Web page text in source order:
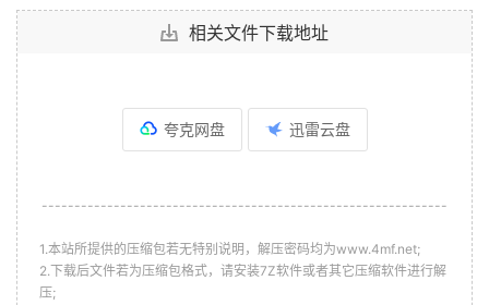
相关文件下载地址
夸克网盘 迅雷云盘
--------------------------------------------------------------
1.本站所提供的压缩包若无特别说明，解压密码均为www.4mf.net;
2.下载后文件若为压缩包格式，请安装7Z软件或者其它压缩软件进行解
压;